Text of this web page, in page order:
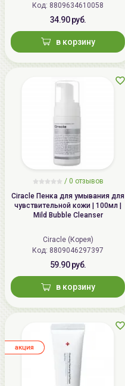
Код: 8809634610058
34.90 руб.
в корзину
/ 0 отзывов
Ciracle Пенка для умывания для
чувствительной кожи | 100мл |
Mild Bubble Cleanser
Ciracle (Корея)
Код: 8809046297397
59.90 руб.
в корзину
aкция